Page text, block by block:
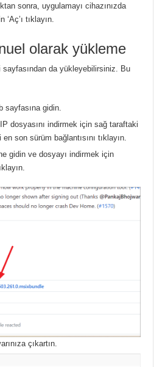
sonra, uygulamayı cihazınızda
tıklayın.
olarak yükleme
da yükleyebilirsiniz. Bu
sayfasına gidin.
dosyasını indirmek için sağ taraftaki
son sürüm bağlantısını tıklayın.
gidin ve dosyayı indirmek için
çıkartın.